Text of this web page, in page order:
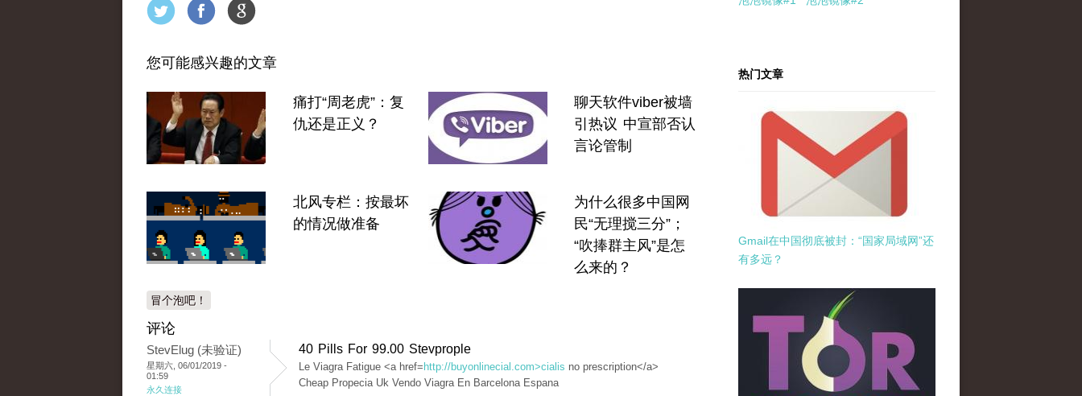
您可能感兴趣的文章
痛打“周老虎”：复
仇还是正义？
聊天软件viber被墙
引热议 中宣部否认
言论管制
北风专栏：按最坏
的情况做准备
为什么很多中国网
民“无理搅三分”；
“吹捧群主风”是怎
么来的？
冒个泡吧！
评论
StevElug (未验证)
星期六, 06/01/2019 -
01:59
永久连接
40 Pills For 99.00 Stevprople
Le Viagra Fatigue <a href= http://buyonlinecial.com>cialis no prescription</a>
Cheap Propecia Uk Vendo Viagra En Barcelona Espana
热门文章
Gmail在中国彻底被封：“国家局域网”还
有多远？